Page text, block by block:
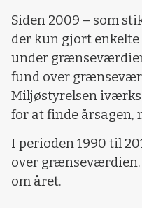
Siden 2009 – som
der kun gjort enkelte
under
fund over
Miljøstyrelsen
for at finde årsagen,
I perioden 1990 til
over grænseværdien.
om året.